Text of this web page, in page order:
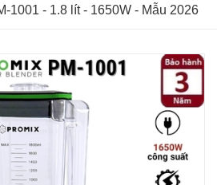
1001 - 1.8 lít - 1650W - Mẫu 2026